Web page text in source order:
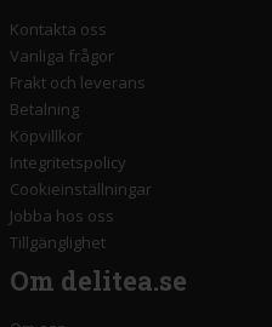
Kontakta oss
Vanliga frågor
Frakt och leverans
Betalning
Köpvillkor
Integritetspolicy
Cookieinställningar
Jobba hos oss
Tillgänglighet
Om delitea.se